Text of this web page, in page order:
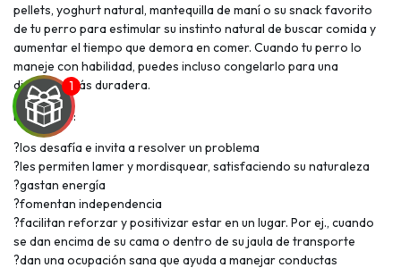
pellets, yoghurt natural, mantequilla de maní o su snack favorito
de tu perro para estimular su instinto natural de buscar comida y
aumentar el tiempo que demora en comer. Cuando tu perro lo
maneje con habilidad, puedes incluso congelarlo para una
diversión más duradera.
Beneficios:
?los desafía e invita a resolver un problema
?les permiten lamer y mordisquear, satisfaciendo su naturaleza
?gastan energía
?fomentan independencia
?facilitan reforzar y positivizar estar en un lugar. Por ej., cuando
se dan encima de su cama o dentro de su jaula de transporte
?dan una ocupación sana que ayuda a manejar conductas